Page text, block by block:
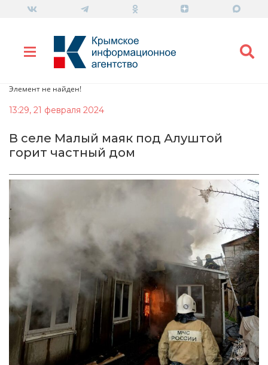
Элемент не найден!
13:29, 21 февраля 2024
В селе Малый маяк под Алуштой
горит частный дом